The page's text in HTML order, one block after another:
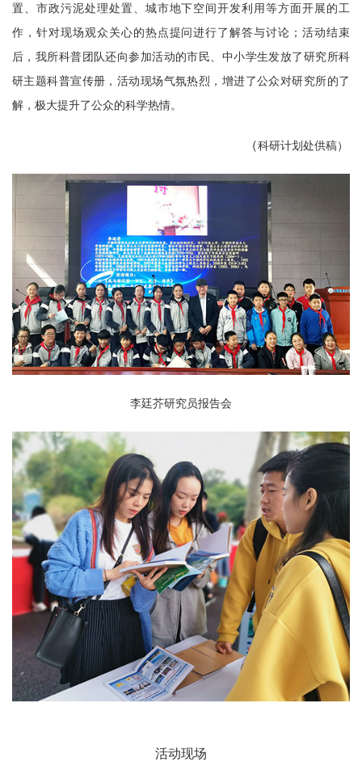
置、市政污泥处理处置、城市地下空间开发利用等方面开展的工
作，针对现场观众关心的热点提问进行了解答与讨论；活动结束
后，我所科普团队还向参加活动的市民、中小学生发放了研究所科
研主题科普宣传册，活动现场气氛热烈，增进了公众对研究所的了
解，极大提升了公众的科学热情。
（科研计划处供稿）
李廷芥研究员报告会
活动现场